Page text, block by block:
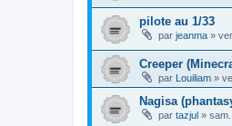
pilote au 1/33
par jeanma »
Creeper
par Louiliam »
Nagisa
par tazjul »